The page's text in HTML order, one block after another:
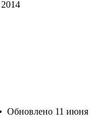
• Обновлено 11 июня